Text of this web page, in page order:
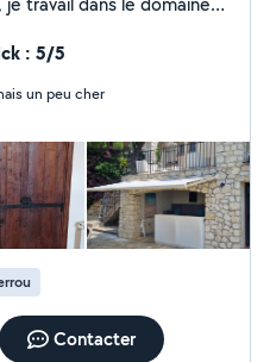
- roulettes de
- Moustiquaires...
de la région.
: 5/5
un peu cher
Contacter